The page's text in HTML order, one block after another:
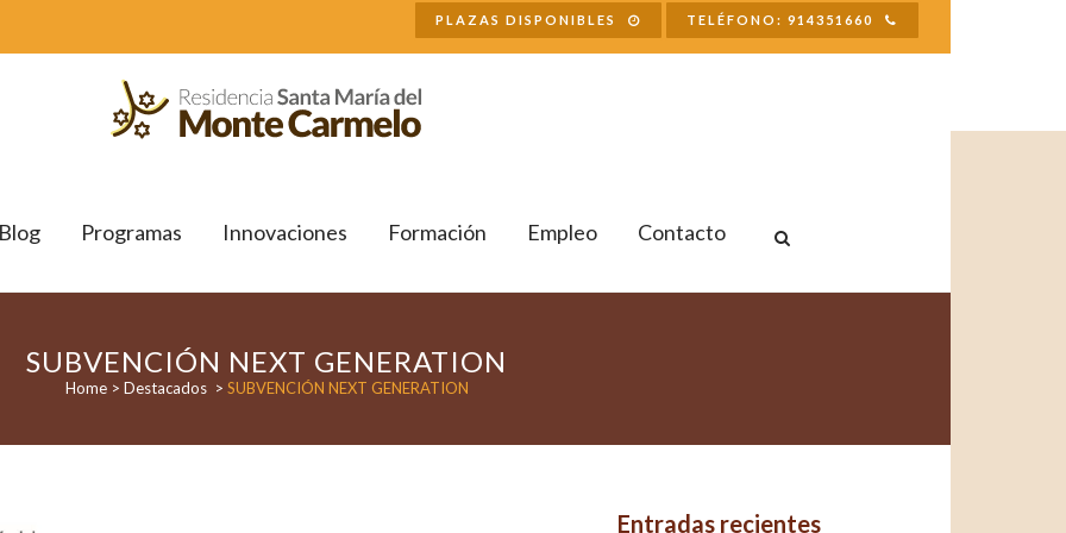
PLAZAS DISPONIBLES TELÉFONO: 914351660
Blog Programas Innovaciones Formación Empleo Contacto
SUBVENCIÓN NEXT GENERATION
Home> Destacados > SUBVENCIÓN NEXT GENERATION
Entradas recientes